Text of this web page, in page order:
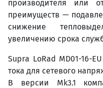
производителя или
преимуществ —
снижение
увеличению срока
Supra LoRad MD01-16-
тока для сетевого
В версии Mk3.1